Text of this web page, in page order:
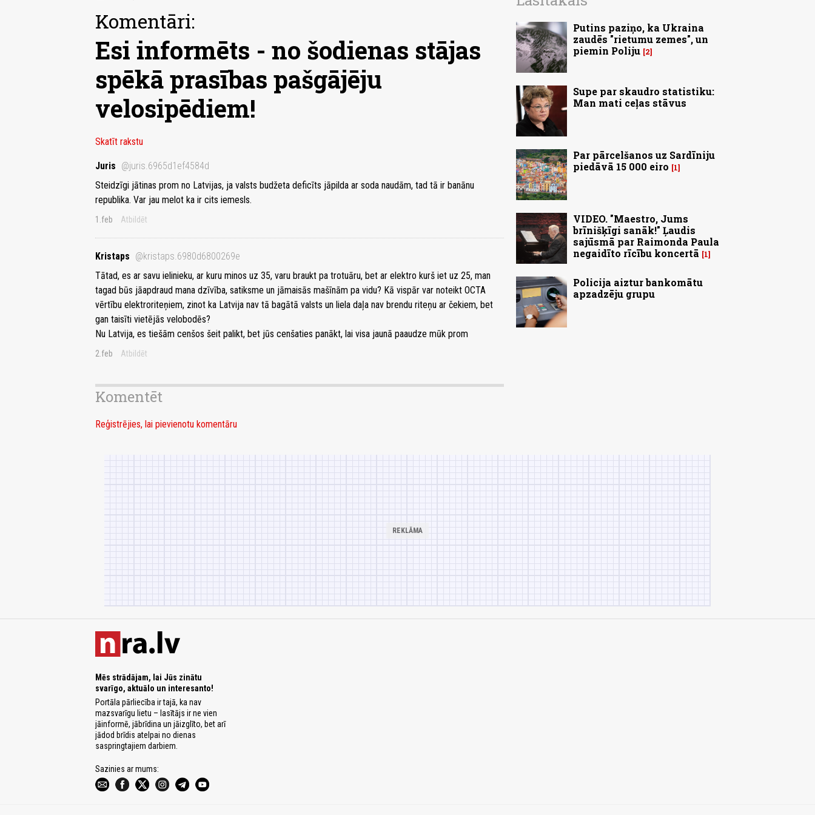
Komentāri:
Esi informēts - no šodienas stājas
spēkā prasības pašgājēju
velosipēdiem!
Skatīt rakstu
Juris @juris.6965d1ef4584d
Steidzīgi jātinas prom no Latvijas, ja valsts budžeta deficīts jāpilda ar soda naudām, tad tā ir banānu
republika. Var jau melot ka ir cits iemesls.
1.feb Atbildēt
Kristaps @kristaps.6980d6800269e
Tātad, es ar savu ielinieku, ar kuru minos uz 35, varu braukt pa trotuāru, bet ar elektro kurš iet uz 25, man
tagad būs jāapdraud mana dzīvība, satiksme un jāmaisās mašīnām pa vidu? Kā vispār var noteikt OCTA
vērtību elektroriteņiem, zinot ka Latvija nav tā bagātā valsts un liela daļa nav brendu riteņu ar čekiem, bet
gan taisīti vietējās velobodēs?
Nu Latvija, es tiešām cenšos šeit palikt, bet jūs cenšaties panākt, lai visa jaunā paaudze mūk prom
2.feb Atbildēt
Komentēt
Reģistrējies, lai pievienotu komentāru
Putins paziņo, ka Ukraina
zaudēs "rietumu zemes", un
piemin Poliju 2
Supe par skaudro statistiku:
Man mati ceļas stāvus
Par pārcelšanos uz Sardīniju
piedāvā 15 000 eiro
1
VIDEO. "Maestro, Jums
brīnišķīgi sanāk!" Ļaudis
sajūsmā par Raimonda Paula
negaidīto rīcību koncertā
1
Policija aiztur bankomātu
apzadzēju grupu
Mēs strādājam, lai Jūs zinātu
svarīgo, aktuālo un interesanto!
Portāla pārliecība ir tajā, ka nav
mazsvarīgu lietu – lasītājs ir ne vien
jāinformē, jābrīdina un jāizglīto, bet arī
jādod brīdis atelpai no dienas
saspringtajiem darbiem.
Sazinies ar mums: